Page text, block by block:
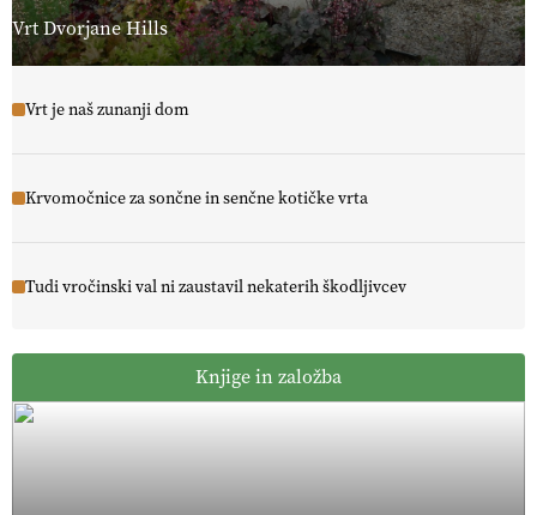
Vrt Dvorjane Hills
Vrt je naš zunanji dom
Krvomočnice za sončne in senčne kotičke vrta
Tudi vročinski val ni zaustavil nekaterih škodljivcev
Knjige in založba